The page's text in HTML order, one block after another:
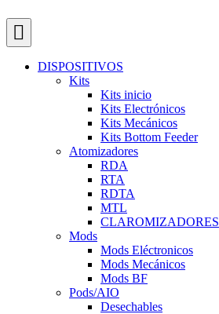
DISPOSITIVOS
Kits
Kits inicio
Kits Electrónicos
Kits Mecánicos
Kits Bottom Feeder
Atomizadores
RDA
RTA
RDTA
MTL
CLAROMIZADORES
Mods
Mods Eléctronicos
Mods Mecánicos
Mods BF
Pods/AIO
Desechables